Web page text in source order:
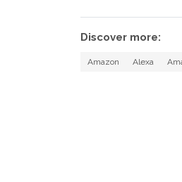
Discover more:
Amazon Alexa